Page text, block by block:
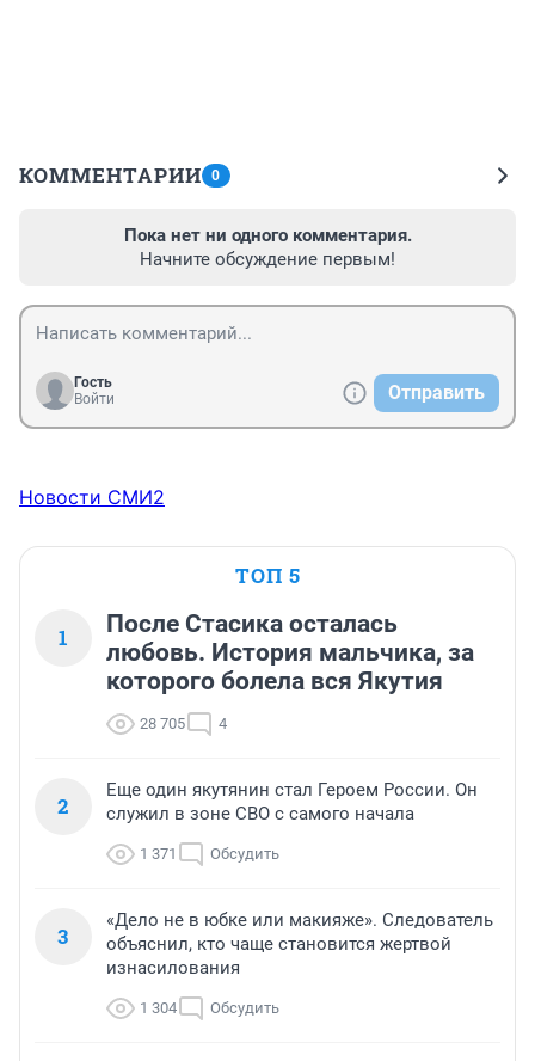
КОММЕНТАРИИ 0
Пока нет ни одного комментария.
Начните обсуждение первым!
Гость
Войти
Отправить
Новости СМИ2
ТОП 5
1
После Стасика осталась
любовь. История мальчика, за
которого болела вся Якутия
28 705 4
2
Еще один якутянин стал Героем России. Он
служил в зоне СВО с самого начала
1 371 Обсудить
3
«Дело не в юбке или макияже». Следователь
объяснил, кто чаще становится жертвой
изнасилования
1 304 Обсудить